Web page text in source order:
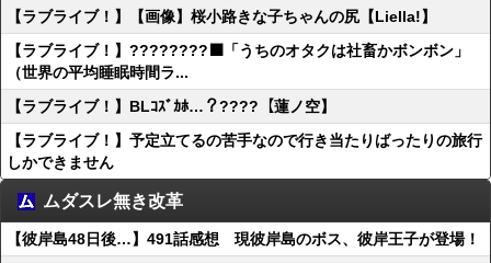
【ラブライブ！】【画像】桜小路きな子ちゃんの尻【Liella!】
【ラブライブ！】????????‍⬛「うちのオタクは社畜かボンボン」
（世界の平均睡眠時間ラ...
【ラブライブ！】BLｺｽﾞｶﾎ…？????【蓮ノ空】
【ラブライブ！】予定立てるの苦手なので行き当たりばったりの旅行
しかできません
ムダスレ無き改革
【彼岸島48日後…】491話感想 現彼岸島のボス、彼岸王子が登場！